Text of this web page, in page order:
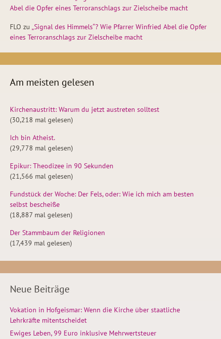
Abel die Opfer eines Terroranschlags zur Zielscheibe macht
FLO zu „Signal des Himmels“? Wie Pfarrer Winfried Abel die Opfer
eines Terroranschlags zur Zielscheibe macht
Am meisten gelesen
Kirchenaustritt: Warum du jetzt austreten solltest
(30,218 mal gelesen)
Ich bin Atheist.
(29,778 mal gelesen)
Epikur: Theodizee in 90 Sekunden
(21,566 mal gelesen)
Fundstück der Woche: Der Fels, oder: Wie ich mich am besten
selbst bescheiße
(18,887 mal gelesen)
Der Stammbaum der Religionen
(17,439 mal gelesen)
Neue Beiträge
Vokation in Hofgeismar: Wenn die Kirche über staatliche
Lehrkräfte mitentscheidet
Ewiges Leben, 99 Euro inklusive Mehrwertsteuer